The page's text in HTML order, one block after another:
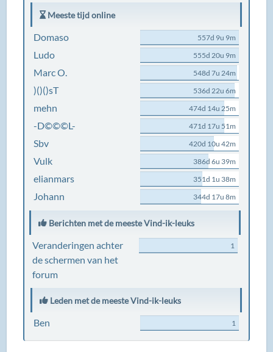
Meeste tijd online
Domaso 557d 9u 9m
Ludo 555d 20u 9m
Marc O. 548d 7u 24m
)()()sT 536d 22u 6m
mehn 474d 14u 25m
-D©©©L- 471d 17u 51m
Sbv 420d 10u 42m
Vulk 386d 6u 39m
elianmars 351d 1u 38m
Johann 344d 17u 8m
Berichten met de meeste Vind-ik-leuks
Veranderingen achter
de schermen van het
forum
1
Leden met de meeste Vind-ik-leuks
Ben 1